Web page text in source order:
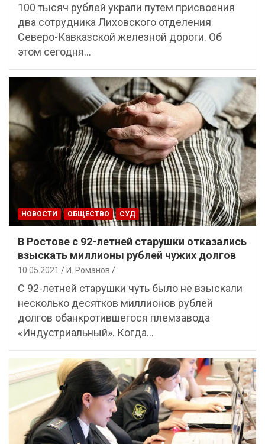
100 тысяч рублей украли путем присвоения
два сотрудника Лиховского отделения
Северо-Кавказской железной дороги. Об
этом сегодня…
НОВОСТИ ОБЩЕСТВО СУД
В Ростове с 92-летней старушки отказались
взыскать миллионы рублей чужих долгов
10.05.2021 И. Романов
С 92-летней старушки чуть было не взыскали
несколько десятков миллионов рублей
долгов обанкротившегося племзавода
«Индустриальный». Когда…